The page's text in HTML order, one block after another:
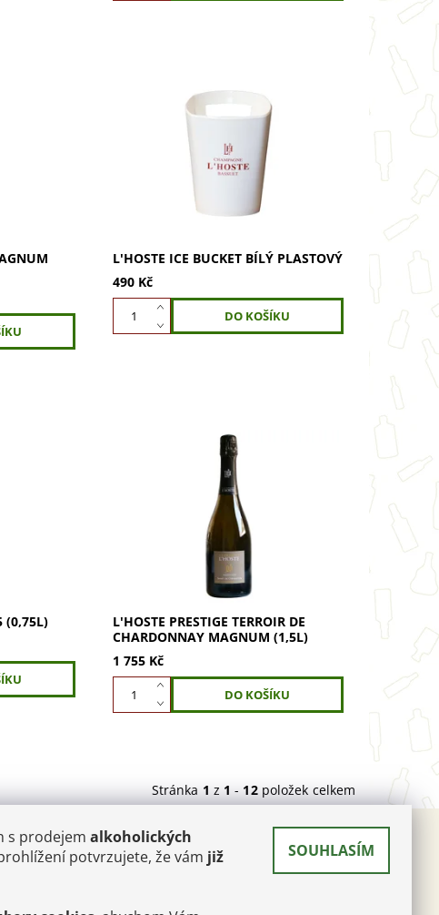
je
si
L'Hoste Ice Bucket bílý plastový pro
dokonalé osvěžení. Udrží nápoje
chladné, je elegantní a odolný.
Snadná údržba. Ideální na večírky i
L'HOSTE ICE BUCKET BÍLÝ PLASTOVÝ
490 Kč
100%
(0,75L)
L'Hoste Prestige Terroir de
Chardonnay Magnum (1,5l) - 100%
Chardonnay zralé 36 měsíců.
Citrusové a květinové tóny. Dlouhá
chuť. Ideální jako...
L'HOSTE PRESTIGE TERROIR DE
CHARDONNAY MAGNUM (1,5L)
1 755 Kč
Stránka 1 z 1 - 12položek celkem
A
s prodejem alkoholických
potvrzujete, že vám již
SOUHLASÍM